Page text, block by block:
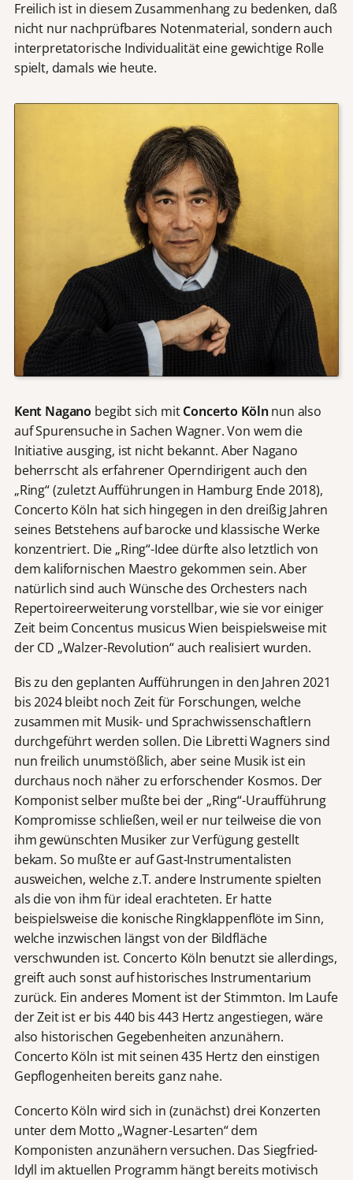
Freilich ist in diesem Zusammenhang zu bedenken, daß
nicht nur nachprüfbares Notenmaterial, sondern auch
interpretatorische Individualität eine gewichtige Rolle
spielt, damals wie heute.
Kent Nagano begibt sich mitConcerto Kölnnun also
auf Spurensuche in Sachen Wagner. Von wem die
Initiative ausging, ist nicht bekannt. Aber Nagano
beherrscht als erfahrener Operndirigent auch den
„Ring“ (zuletzt Aufführungen in Hamburg Ende 2018),
Concerto Köln hat sich hingegen in den dreißig Jahren
seines Betstehens auf barocke und klassische Werke
konzentriert. Die „Ring“-Idee dürfte also letztlich von
dem kalifornischen Maestro gekommen sein. Aber
natürlich sind auch Wünsche des Orchesters nach
Repertoireerweiterung vorstellbar, wie sie vor einiger
Zeit beim Concentus musicus Wien beispielsweise mit
der CD „Walzer-Revolution“ auch realisiert wurden.
Bis zu den geplanten Aufführungen in den Jahren 2021
bis 2024 bleibt noch Zeit für Forschungen, welche
zusammen mit Musik- und Sprachwissenschaftlern
durchgeführt werden sollen. Die Libretti Wagners sind
nun freilich unumstößlich, aber seine Musik ist ein
durchaus noch näher zu erforschender Kosmos. Der
Komponist selber mußte bei der „Ring“-Uraufführung
Kompromisse schließen, weil er nur teilweise die von
ihm gewünschten Musiker zur Verfügung gestellt
bekam. So mußte er auf Gast-Instrumentalisten
ausweichen, welche z.T. andere Instrumente spielten
als die von ihm für ideal erachteten. Er hatte
beispielsweise die konische Ringklappenflöte im Sinn,
welche inzwischen längst von der Bildfläche
verschwunden ist. Concerto Köln benutzt sie allerdings,
greift auch sonst auf historisches Instrumentarium
zurück. Ein anderes Moment ist der Stimmton. Im Laufe
der Zeit ist er bis 440 bis 443 Hertz angestiegen, wäre
also historischen Gegebenheiten anzunähern.
Concerto Köln ist mit seinen 435 Hertz den einstigen
Gepflogenheiten bereits ganz nahe.
Concerto Köln wird sich in (zunächst) drei Konzerten
unter dem Motto „Wagner-Lesarten“ dem
Komponisten anzunähern versuchen. Das Siegfried-
Idyll im aktuellen Programm hängt bereits motivisch